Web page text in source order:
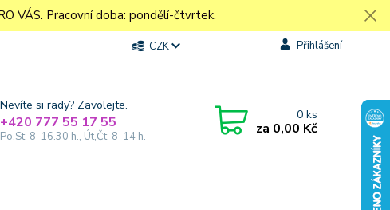
VÁS. Pracovní doba: pondělí-čtvrtek.
CZK Přihlášení
Nevíte si rady? Zavolejte.
+420 777 55 17 55
Po,St: 8-16.30 h., Út,Čt: 8-14 h.
0ks
za 0,00 Kč